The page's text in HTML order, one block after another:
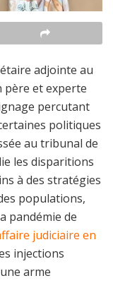
adjointe au
père et experte
percutant
politiques
au tribunal de
les disparitions
à des stratégies
populations,
pandémie de
judiciaire en
injections
arme